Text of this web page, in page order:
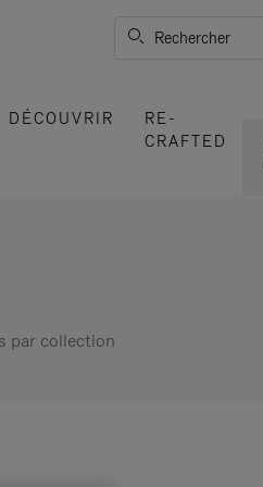
Rechercher
DÉCOUVRIR
RE-
CRAFTED
par collection